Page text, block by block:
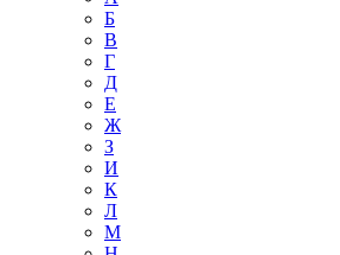
Б
В
Г
Д
Е
Ж
З
И
К
Л
М